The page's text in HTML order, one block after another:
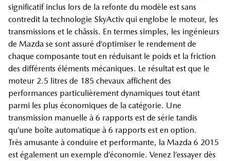
significatif inclus lors de la refonte du modèle est sans
contredit la technologie SkyActiv qui englobe le moteur, les
transmissions et le châssis. En termes simples, les ingénieurs
de Mazda se sont assuré d’optimiser le rendement de
chaque composante tout en réduisant le poids et la friction
des différents éléments mécaniques. Le résultat est que le
moteur 2.5 litres de 185 chevaux affichent des
performances particulièrement dynamiques tout étant
parmi les plus économiques de la catégorie. Une
transmission manuelle à 6 rapports est de série tandis
qu’une boîte automatique à 6 rapports est en option.
Très amusante à conduire et performante, la Mazda 6 2015
est également un exemple d’économie. Venez l’essayer dès